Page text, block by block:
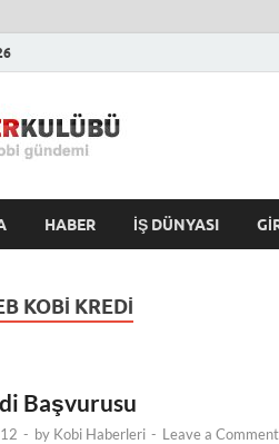
HABER İŞ DÜNYASI
KOBI KREDI
Başvurusu
- by Kobi Haberleri - Leave a Comment